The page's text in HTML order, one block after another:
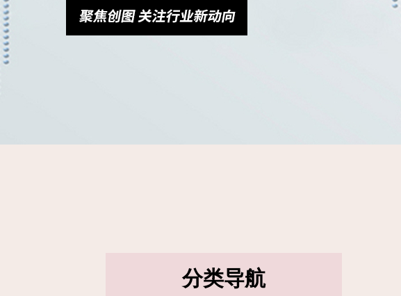
分类导航